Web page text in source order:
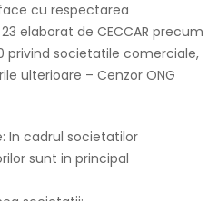
cu respectarea
elaborat de CECCAR precum
privind societatile comerciale,
ulterioare – Cenzor ONG
In cadrul societatilor
sunt in principal